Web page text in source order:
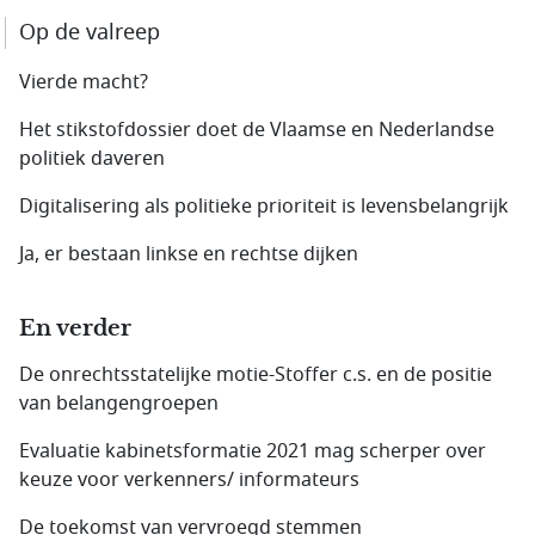
Op de valreep
Vierde macht?
Het stikstofdossier doet de Vlaamse en Nederlandse
politiek daveren
Digitalisering als politieke prioriteit is levensbelangrijk
Ja, er bestaan linkse en rechtse dijken
En verder
De onrechtsstatelijke motie-Stoffer c.s. en de positie
van belangengroepen
Evaluatie kabinetsformatie 2021 mag scherper over
keuze voor verkenners/ informateurs
De toekomst van vervroegd stemmen